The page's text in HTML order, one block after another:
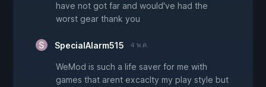
have not got far and would've had the
worst gear thank you
SpecialAlarm515 4 พ.ค.
WeMod is such a life saver for me with
games that arent excaclty my play style but